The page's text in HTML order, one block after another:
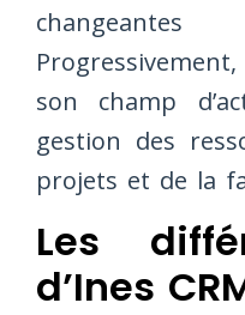
son champ
gestion des
projets et de la
Les
d’Ines